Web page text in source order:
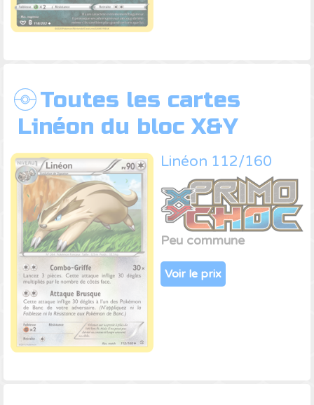
Toutes les cartes
Linéon du bloc X&Y
Linéon 112/160
Peu commune
Voir le prix